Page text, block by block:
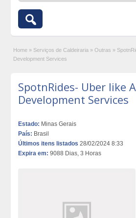
Home » Serviços de Caldeiraria » Outras »
Development Services
SpotnRides- Uber like
Development Services
Estado: Minas Gerais
País: Brasil
Últimos itens listados 28/02/2024 8:33
Expira em: 9088 Dias, 3 Horas